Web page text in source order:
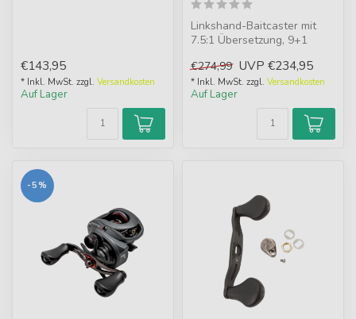
€143,95
* Inkl. MwSt. zzgl. Versandkosten
Auf Lager
Linkshand-Baitcaster mit
7.5:1 Übersetzung, 9+1
Spule u...
€274,99 UVP €234,95
* Inkl. MwSt. zzgl. Versandkosten
Auf Lager
-5%